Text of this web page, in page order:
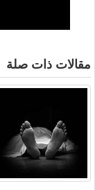
مقالات ذات صلة